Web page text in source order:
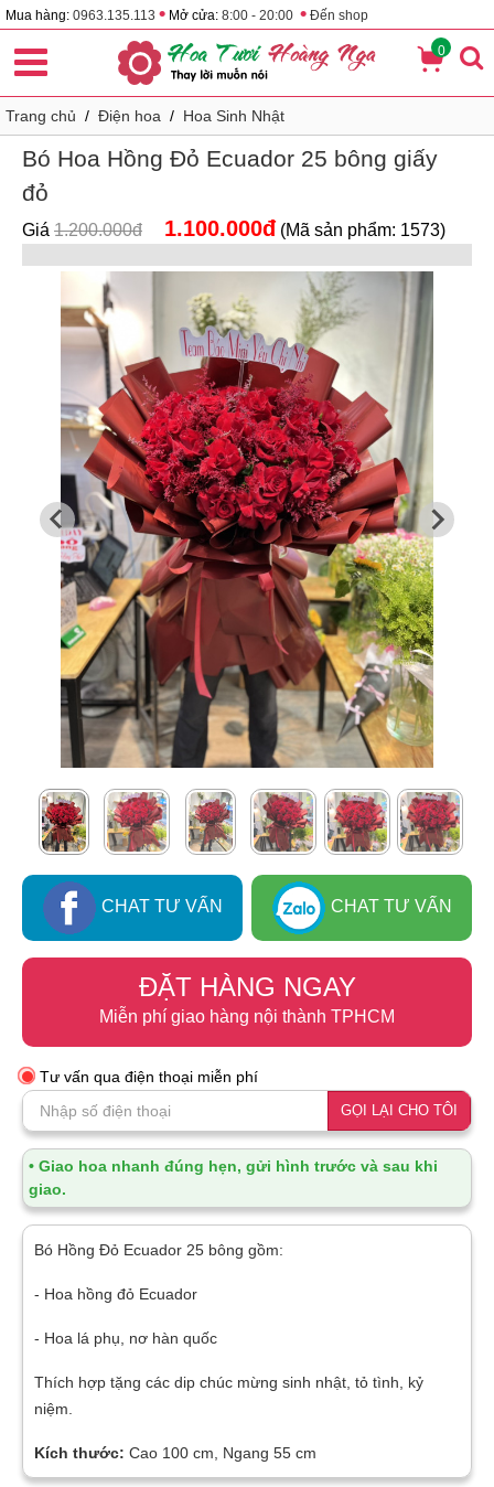
Mua hàng: 0963.135.113 • Mở cửa: 8:00 - 20:00 • Đến shop
0
Trang chủ / Điện hoa / Hoa Sinh Nhật
Bó Hoa Hồng Đỏ Ecuador 25 bông giấy
đỏ
Giá 1.200.000đ 1.100.000đ (Mã sản phẩm: 1573)
CHAT TƯ VẤN CHAT TƯ VẤN
ĐẶT HÀNG NGAY
Miễn phí giao hàng nội thành TPHCM
Tư vấn qua điện thoại miễn phí
GỌI LẠI CHO TÔI
• Giao hoa nhanh đúng hẹn, gửi hình trước và sau khi
giao.
Bó Hồng Đỏ Ecuador 25 bông gồm:
- Hoa hồng đỏ Ecuador
- Hoa lá phụ, nơ hàn quốc
Thích hợp tặng các dip chúc mừng sinh nhật, tỏ tình, kỷ
niệm.
Kích thước: Cao 100 cm, Ngang 55 cm